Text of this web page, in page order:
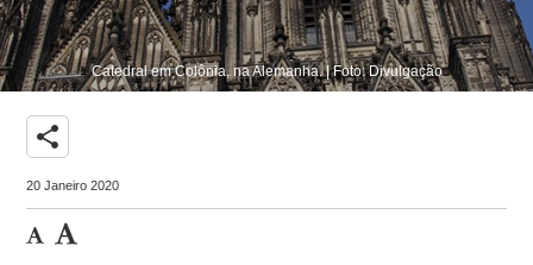
Catedral em Colônia, na Alemanha. | Foto: Divulgação
share
20 Janeiro 2020